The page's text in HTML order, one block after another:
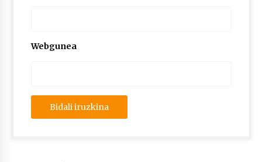
Webgunea